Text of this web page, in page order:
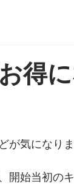
得
が気になり
開始当初の